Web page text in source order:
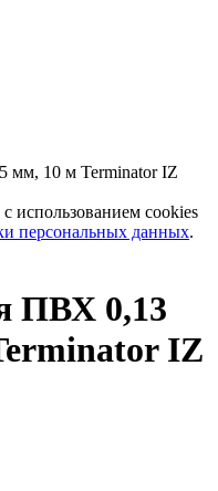
мм, 10 м Terminator IZ
использованием cookies
персональных данных.
ПВХ 0,13
IZ